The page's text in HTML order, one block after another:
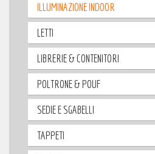
ILLUMINAZIONE INDOOR
LETTI
LIBRERIE & CONTENITORI
POLTRONE & POUF
SEDIE E SGABELLI
TAPPETI